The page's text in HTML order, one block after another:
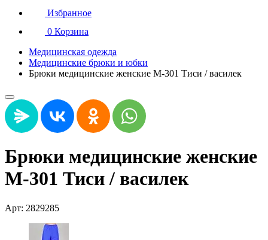
Избранное
0 Корзина
Медицинская одежда
Медицинские брюки и юбки
Брюки медицинские женские М-301 Тиси / василек
Брюки медицинские женские
М-301 Тиси / василек
Арт: 2829285